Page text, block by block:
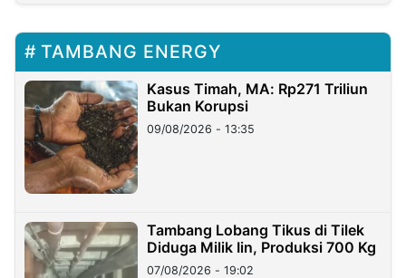
TAMBANG ENERGY
Kasus Timah, MA: Rp271 Triliun
Bukan Korupsi
09/08/2026 - 13:35
Tambang Lobang Tikus di Tilek
Diduga Milik Iin, Produksi 700 Kg
07/08/2026 - 19:02